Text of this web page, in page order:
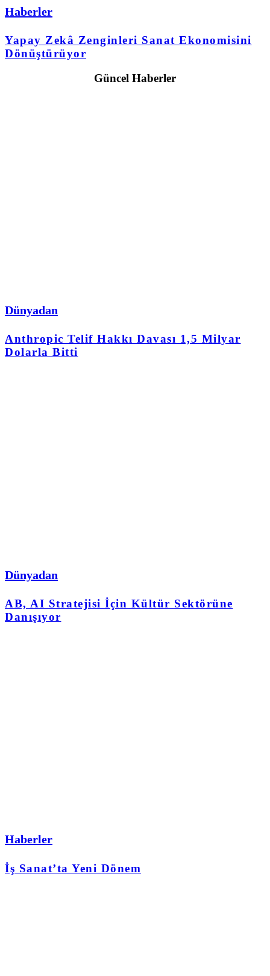
Haberler
Yapay Zekâ Zenginleri Sanat Ekonomisini
Dönüştürüyor
Güncel Haberler
Dünyadan
Anthropic Telif Hakkı Davası 1,5 Milyar
Dolarla Bitti
Dünyadan
AB, AI Stratejisi İçin Kültür Sektörüne
Danışıyor
Haberler
İş Sanat’ta Yeni Dönem